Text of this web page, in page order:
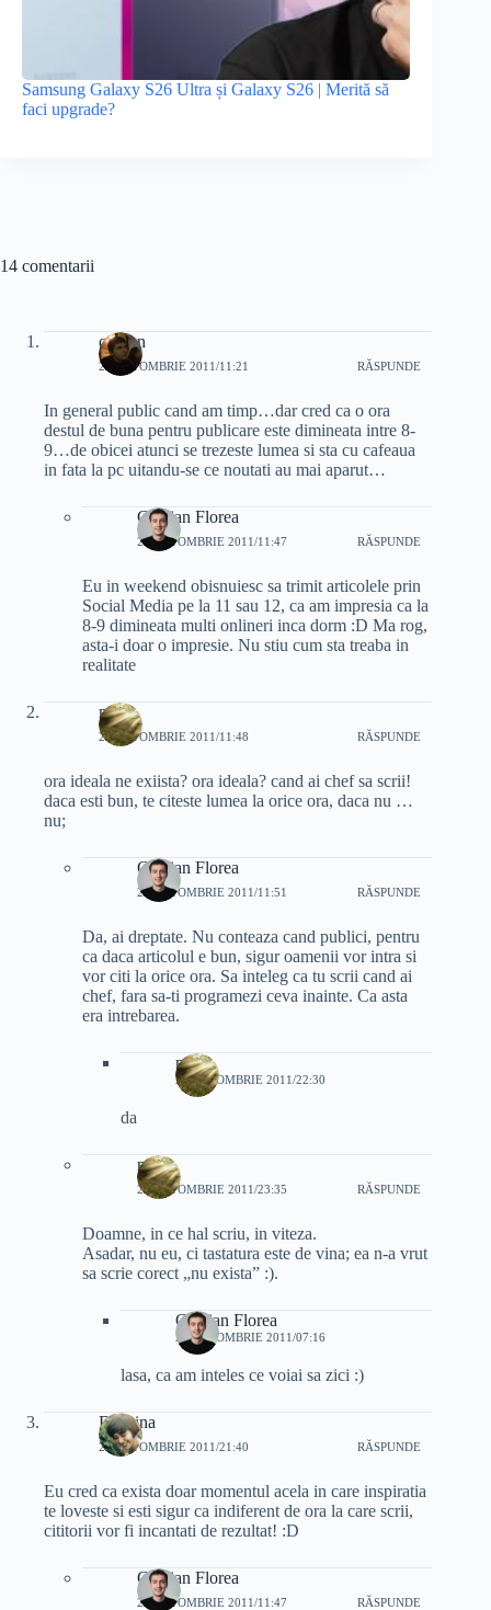
Samsung Galaxy S26 Ultra și Galaxy S26 | Merită să
faci upgrade?
14 comentarii
oprean
22 OCTOMBRIE 2011/11:21 RĂSPUNDE
In general public cand am timp…dar cred ca o ora
destul de buna pentru publicare este dimineata intre 8-
9…de obicei atunci se trezeste lumea si sta cu cafeaua
in fata la pc uitandu-se ce noutati au mai aparut…
Cristian Florea
22 OCTOMBRIE 2011/11:47 RĂSPUNDE
Eu in weekend obisnuiesc sa trimit articolele prin
Social Media pe la 11 sau 12, ca am impresia ca la
8-9 dimineata multi onlineri inca dorm :D Ma rog,
asta-i doar o impresie. Nu stiu cum sta treaba in
realitate
mali
22 OCTOMBRIE 2011/11:48 RĂSPUNDE
ora ideala ne exiista? ora ideala? cand ai chef sa scrii!
daca esti bun, te citeste lumea la orice ora, daca nu …
nu;
Cristian Florea
22 OCTOMBRIE 2011/11:51 RĂSPUNDE
Da, ai dreptate. Nu conteaza cand publici, pentru
ca daca articolul e bun, sigur oamenii vor intra si
vor citi la orice ora. Sa inteleg ca tu scrii cand ai
chef, fara sa-ti programezi ceva inainte. Ca asta
era intrebarea.
mali
23 OCTOMBRIE 2011/22:30
da
mali
23 OCTOMBRIE 2011/23:35 RĂSPUNDE
Doamne, in ce hal scriu, in viteza.
Asadar, nu eu, ci tastatura este de vina; ea n-a vrut
sa scrie corect „nu exista” :).
Cristian Florea
24 OCTOMBRIE 2011/07:16
lasa, ca am inteles ce voiai sa zici :)
Despina
22 OCTOMBRIE 2011/21:40 RĂSPUNDE
Eu cred ca exista doar momentul acela in care inspiratia
te loveste si esti sigur ca indiferent de ora la care scrii,
cititorii vor fi incantati de rezultat! :D
Cristian Florea
23 OCTOMBRIE 2011/11:47 RĂSPUNDE